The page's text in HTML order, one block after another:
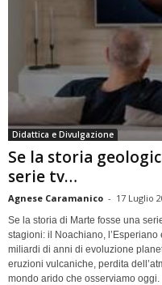
Didattica e Divulgazione
Se la storia
serie tv…
Agnese Caramanico - 17 Luglio
Se la storia di Marte fosse una
stagioni: il Noachiano,
miliardi di anni di evoluzione
eruzioni vulcaniche, perdita
mondo arido che osserviamo oggi.